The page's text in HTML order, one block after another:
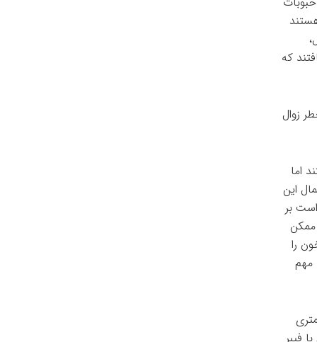
که
زوال
اما
این
بر
ممکن
را
مهم
فیبر